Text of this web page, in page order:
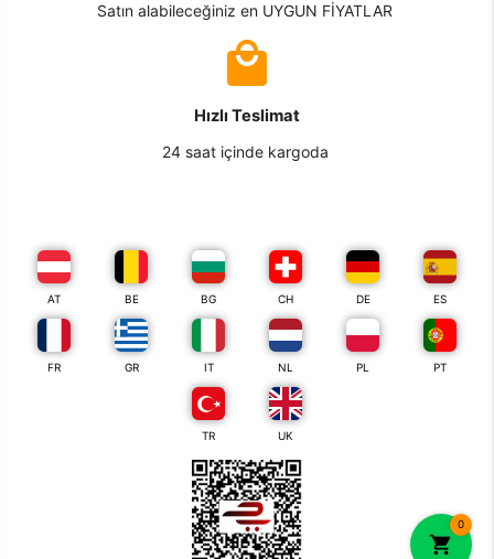
0
Satın alabileceğiniz en UYGUN FİYATLAR
Hızlı Teslimat
24 saat içinde kargoda
AT BE BG CH DE ES
FR GR IT NL PL PT
TR UK